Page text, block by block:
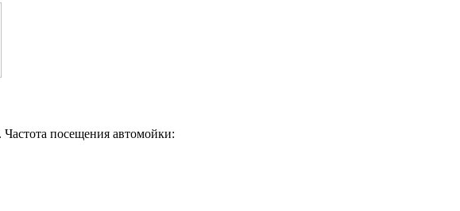
посещения автомойки: